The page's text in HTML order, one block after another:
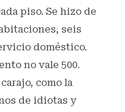
piso. Se hizo de
seis
doméstico.
no vale 500.
como la
de idiotas y